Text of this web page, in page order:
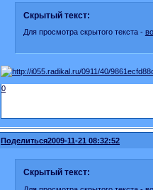
Скрытый текст:
Для просмотра скрытого текста -
0
Поделиться2009-11-21 08:32:52
Скрытый текст: